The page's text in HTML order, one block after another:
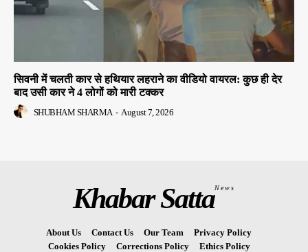
सिवनी में चलती कार से हथियार लहराने का वीडियो वायरल: कुछ ही देर
बाद उसी कार ने 4 लोगों को मारी टक्कर
SHUBHAM SHARMA - August 7, 2026
Khabar SattaNews
About Us Contact Us Our Team
Privacy Policy
Cookies Policy
Corrections Policy
Ethics Policy